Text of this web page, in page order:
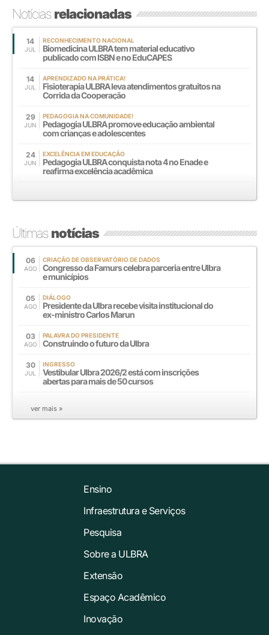
Notíciasrelacionadas
14
JUL
RECONHECIMENTO NACIONAL
Biomedicina ULBRA tem material educativo
publicado com ISBN e no EduCAPES
14
JUL
APRENDIZADO NA PRÁTICA!
Fisioterapia ULBRA leva atendimentos gratuitos na
Corrida da Cooperação
29
JUN
PEDAGOGIA NA COMUNIDADE!
Pedagogia ULBRA promove educação ambiental
com crianças e adolescentes
24
JUN
EXCELÊNCIA EM EDUCAÇÃO
Pedagogia ULBRA conquista nota 4 no Enade e
reafirma excelência acadêmica
Últimasnotícias
06
AGO
CRIAÇÃO DE OBSERVATÓRIO DE DADOS
Congresso da Famurs celebra parceria entre Ulbra
e municípios
05
AGO
DIÁLOGO
Presidente da Ulbra recebe visita institucional do
ex-ministro Carlos Marun
03
AGO
PALAVRA DO PRESIDENTE
Construindo o futuro da Ulbra
30
JUL
INGRESSO
Vestibular Ulbra 2026/2 está com inscrições
abertas para mais de 50 cursos
ver mais »
Ensino
Infraestrutura e Serviços
Pesquisa
Sobre a ULBRA
Extensão
Espaço Acadêmico
Inovação